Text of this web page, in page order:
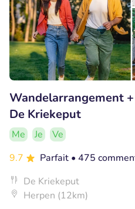
Wandelarrangement
De Kriekeput
Me Je
Ve
9.7
Parfait • 475
De Kriekeput
Herpen (12km)